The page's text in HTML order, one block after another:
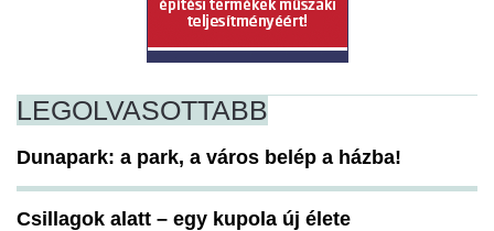
LEGOLVASOTTABB
Dunapark: a park, a város belép a házba!
Csillagok alatt – egy kupola új élete